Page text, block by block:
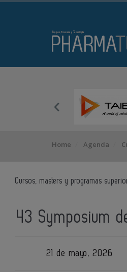
Home Agenda
Cursos, masters y programas
43 Symposium
21 de mayo, 2026